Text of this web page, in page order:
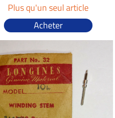
Plus qu'un seul article
Acheter